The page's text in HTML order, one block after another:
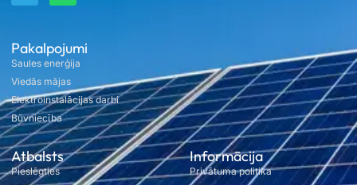
Pakalpojumi
Saules enerģija
Viedās mājas
Elektroinstalācijas darbi
Būvniecība
Atbalsts
Pieslēgties
Informācija
Privātuma politika